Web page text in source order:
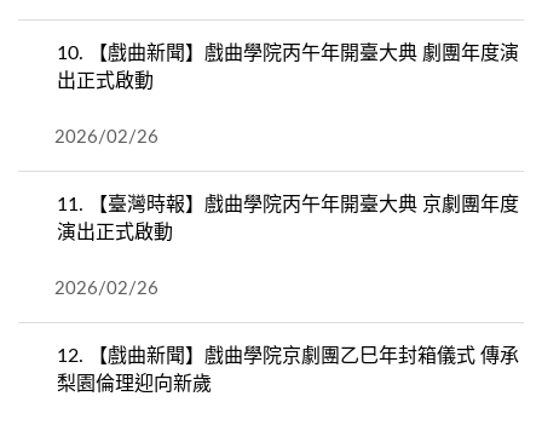
10.
【戲曲新聞】戲曲學院丙午年開臺大典 劇團年度演
出正式啟動
2026/02/26
11.
【臺灣時報】戲曲學院丙午年開臺大典 京劇團年度
演出正式啟動
2026/02/26
12.
【戲曲新聞】戲曲學院京劇團乙巳年封箱儀式 傳承
梨園倫理迎向新歲